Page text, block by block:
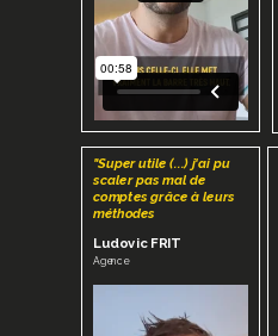
"Super utile (...) j'ai pu
scaler pas mal de
comptes grâce à leurs
méthodes
Ludovic FRIT
Agence